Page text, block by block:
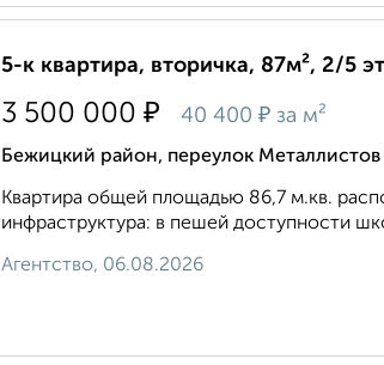
5-к квартира, вторичка, 87м², 2/5
3 500 000 ₽ 40 400 ₽ за м²
Бежицкий район, переулок
Квартира общей площадью 86,7 м.кв.
инфраструктура: в пешей доступности
Агентство, 06.08.2026